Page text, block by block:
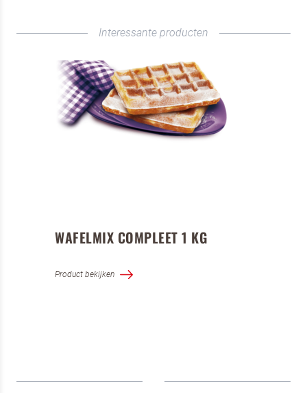
Interessante producten
WAFELMIX COMPLEET 1 KG
Product bekijken